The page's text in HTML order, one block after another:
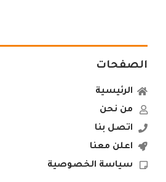
الصفحات
الرئيسية
من نحن
اتصل بنا
اعلن معنا
سياسة الخصوصية